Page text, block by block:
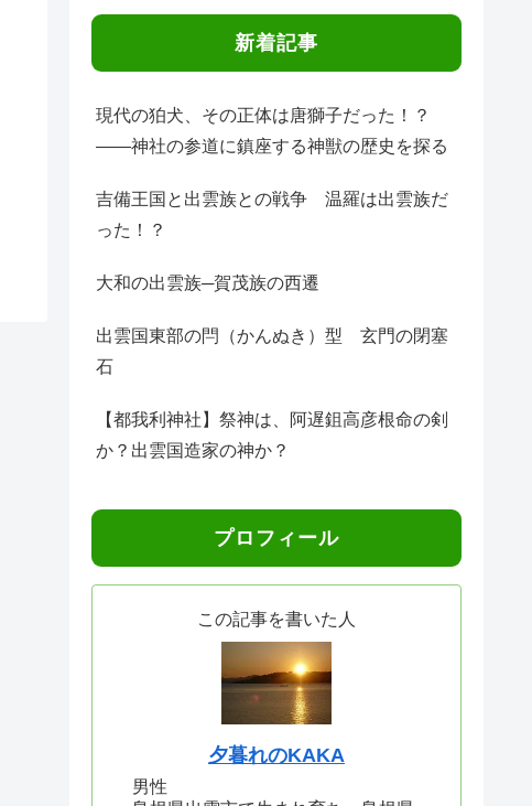
新着記事
現代の狛犬、その正体は唐獅子だった！？
――神社の参道に鎮座する神獣の歴史を探る
吉備王国と出雲族との戦争 温羅は出雲族だ
った！？
大和の出雲族─賀茂族の西遷
出雲国東部の閂（かんぬき）型 玄門の閉塞
石
【都我利神社】祭神は、阿遅鉏高彦根命の剣
か？出雲国造家の神か？
プロフィール
この記事を書いた人
夕暮れのKAKA
男性